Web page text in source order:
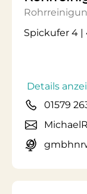
Spickufer 4
Details
01579